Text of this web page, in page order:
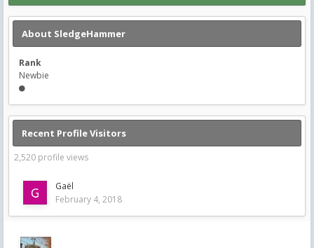
About SledgeHammer
Rank
Newbie
Recent Profile Visitors
2,520 profile views
Gaël
February 4, 2018